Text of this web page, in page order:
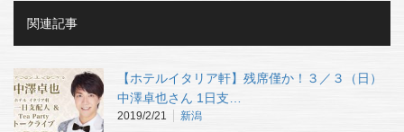
関連記事
【ホテルイタリア軒】残席僅か！３／３（日）
中澤卓也さん 1日支…
2019/2/21 新潟